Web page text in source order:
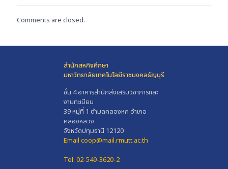
Comments are closed.
สำนักสหกิจศึกษา
มหาวิทยาลัยเทคโนโลยีราชมงคลธัญบุรี
ชั้น 4 อาคารสำนักส่งเสริมวิชาการและ
งานทะเบียน
39 หมู่ที่ 1 ตำบลคลองหก อำเภอ
คลองหลวง
จังหวัดปทุมธานี 12120
Email coop@mail.rmutt.ac.th
Tel. 02-549-3620-2